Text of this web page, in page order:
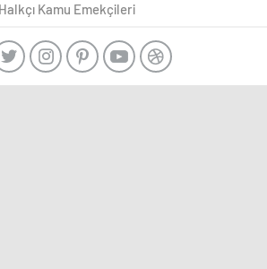
Halkçı Kamu Emekçileri